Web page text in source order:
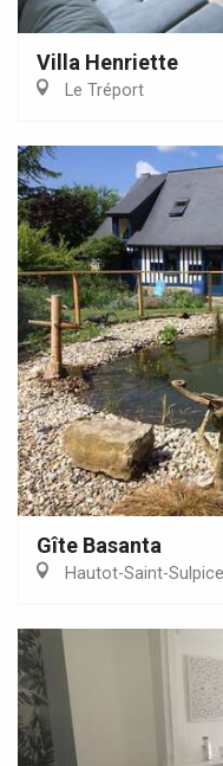
Villa Henriette
Le Tréport
Gîte Basanta
Hautot-Saint-Sulpice